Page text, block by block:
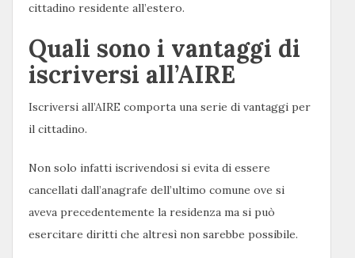
cittadino residente all’estero.
Quali sono i vantaggi di
iscriversi all’AIRE
Iscriversi all’AIRE comporta una serie di vantaggi per
il cittadino.
Non solo infatti iscrivendosi si evita di essere
cancellati dall’anagrafe dell’ultimo comune ove si
aveva precedentemente la residenza ma si può
esercitare diritti che altresì non sarebbe possibile.